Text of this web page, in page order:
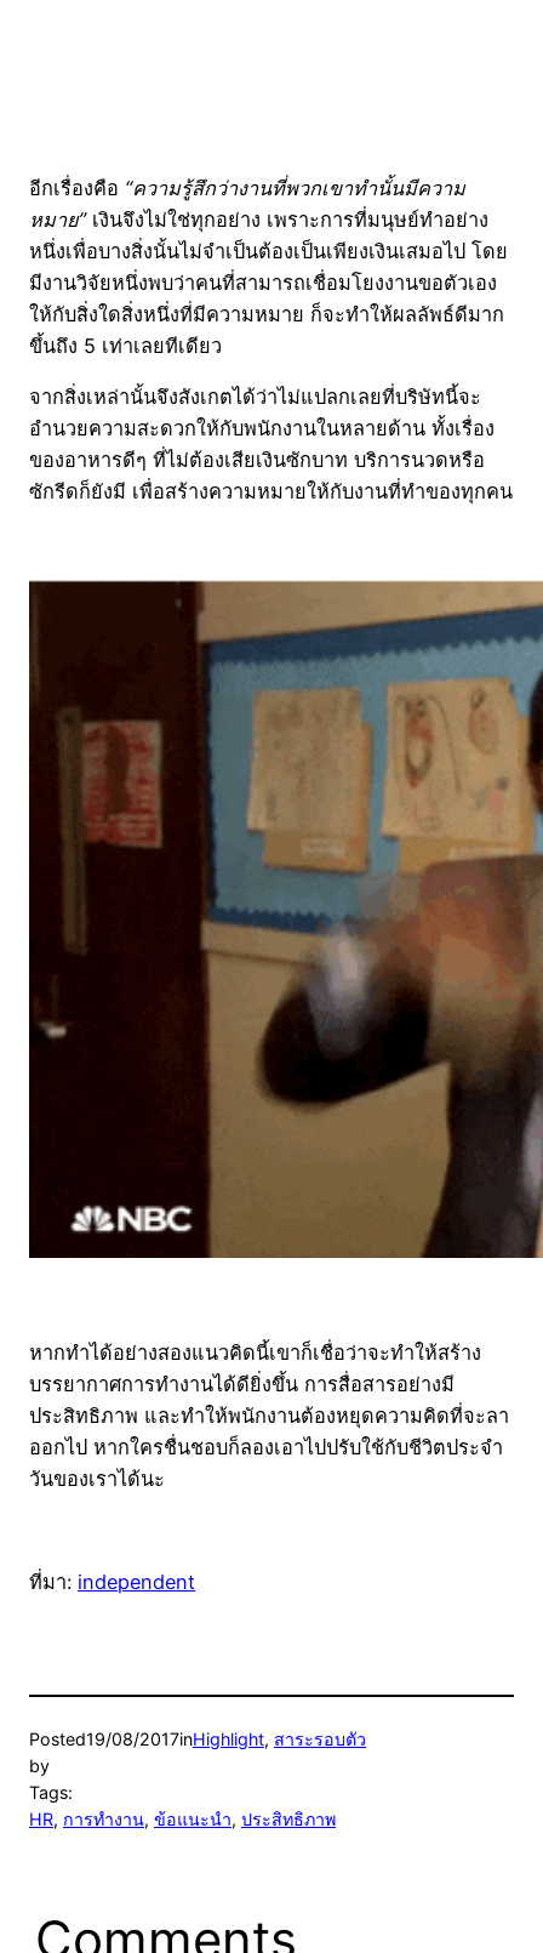
อีกเรื่องคือ “ความรู้สึกว่างานที่พวกเขาทำนั้นมีความ
หมาย”เงินจึงไม่ใช่ทุกอย่าง เพราะการที่มนุษย์ทำอย่าง
หนึ่งเพื่อบางสิ่งนั้นไม่จำเป็นต้องเป็นเพียงเงินเสมอไป โดย
มีงานวิจัยหนึ่งพบว่าคนที่สามารถเชื่อมโยงงานขอตัวเอง
ให้กับสิ่งใดสิ่งหนึ่งที่มีความหมาย ก็จะทำให้ผลลัพธ์ดีมาก
ขึ้นถึง 5 เท่าเลยทีเดียว
จากสิ่งเหล่านั้นจึงสังเกตได้ว่าไม่แปลกเลยที่บริษัทนี้จะ
อำนวยความสะดวกให้กับพนักงานในหลายด้าน ทั้งเรื่อง
ของอาหารดีๆ ที่ไม่ต้องเสียเงินซักบาท บริการนวดหรือ
ซักรีดก็ยังมี เพื่อสร้างความหมายให้กับงานที่ทำของทุกคน
หากทำได้อย่างสองแนวคิดนี้เขาก็เชื่อว่าจะทำให้สร้าง
บรรยากาศการทำงานได้ดียิ่งขึ้น การสื่อสารอย่างมี
ประสิทธิภาพ และทำให้พนักงานต้องหยุดความคิดที่จะลา
ออกไป หากใครชื่นชอบก็ลองเอาไปปรับใช้กับชีวิตประจำ
วันของเราได้นะ
ที่มา: independent
Posted19/08/2017inHighlight, สาระรอบตัว
by
Tags:
HR, การทำงาน, ข้อแนะนำ, ประสิทธิภาพ
Comments